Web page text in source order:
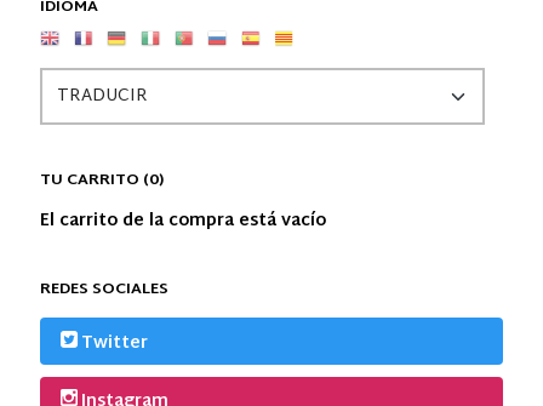
IDIOMA
TU CARRITO (0)
El carrito de la compra está vacío
REDES SOCIALES
Twitter